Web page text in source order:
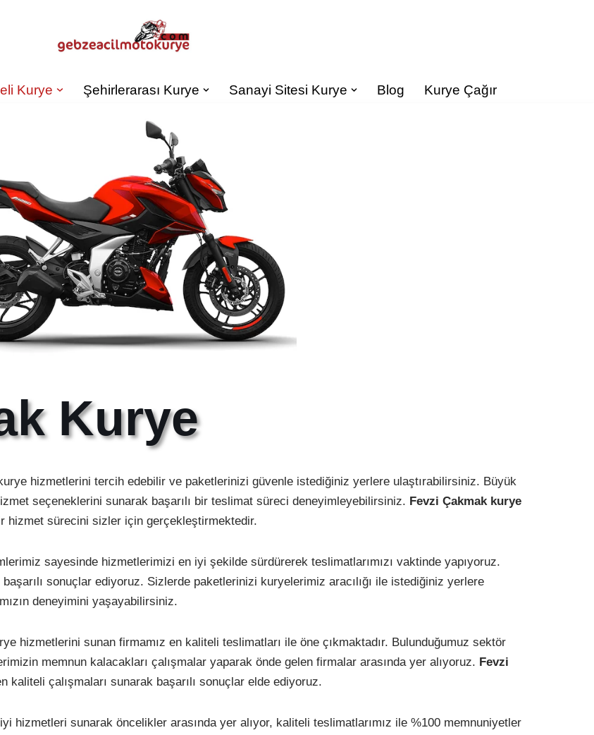
Kurye Şehirlerarası Kurye Sanayi Sitesi Kurye Blog Kurye Çağır
Kurye
hizmetlerini tercih edebilir ve paketlerinizi güvenle istediğiniz yerlere ulaştırabilirsiniz. Büyük
seçeneklerini sunarak başarılı bir teslimat süreci deneyimleyebilirsiniz. Fevzi Çakmak kurye
hizmet sürecini sizler için gerçekleştirmektedir.
sayesinde hizmetlerimizi en iyi şekilde sürdürerek teslimatlarımızı vaktinde yapıyoruz.
sonuçlar ediyoruz. Sizlerde paketlerinizi kuryelerimiz aracılığı ile istediğiniz yerlere
deneyimini yaşayabilirsiniz.
hizmetlerini sunan firmamız en kaliteli teslimatları ile öne çıkmaktadır. Bulunduğumuz sektör
memnun kalacakları çalışmalar yaparak önde gelen firmalar arasında yer alıyoruz. Fevzi
çalışmaları sunarak başarılı sonuçlar elde ediyoruz.
hizmetleri sunarak öncelikler arasında yer alıyor, kaliteli teslimatlarımız ile %100 memnuniyetler